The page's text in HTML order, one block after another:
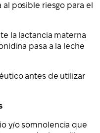
posible riesgo para el
la lactancia materna
pasa a la leche
antes de utilizar
y/o somnolencia que